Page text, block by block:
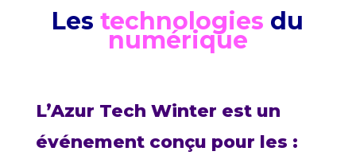
Les technologies du
numérique
L’Azur Tech Winter est un
événement conçu pour les :